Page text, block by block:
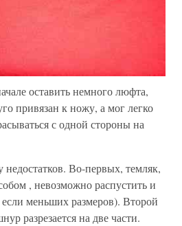
оставить немного люфта,
привязан к ножу, а мог легко
с одной стороны на
недостатков. Во-первых, темляк,
, невозможно распустить и
если меньших размеров). Второй
разрезается на две части.